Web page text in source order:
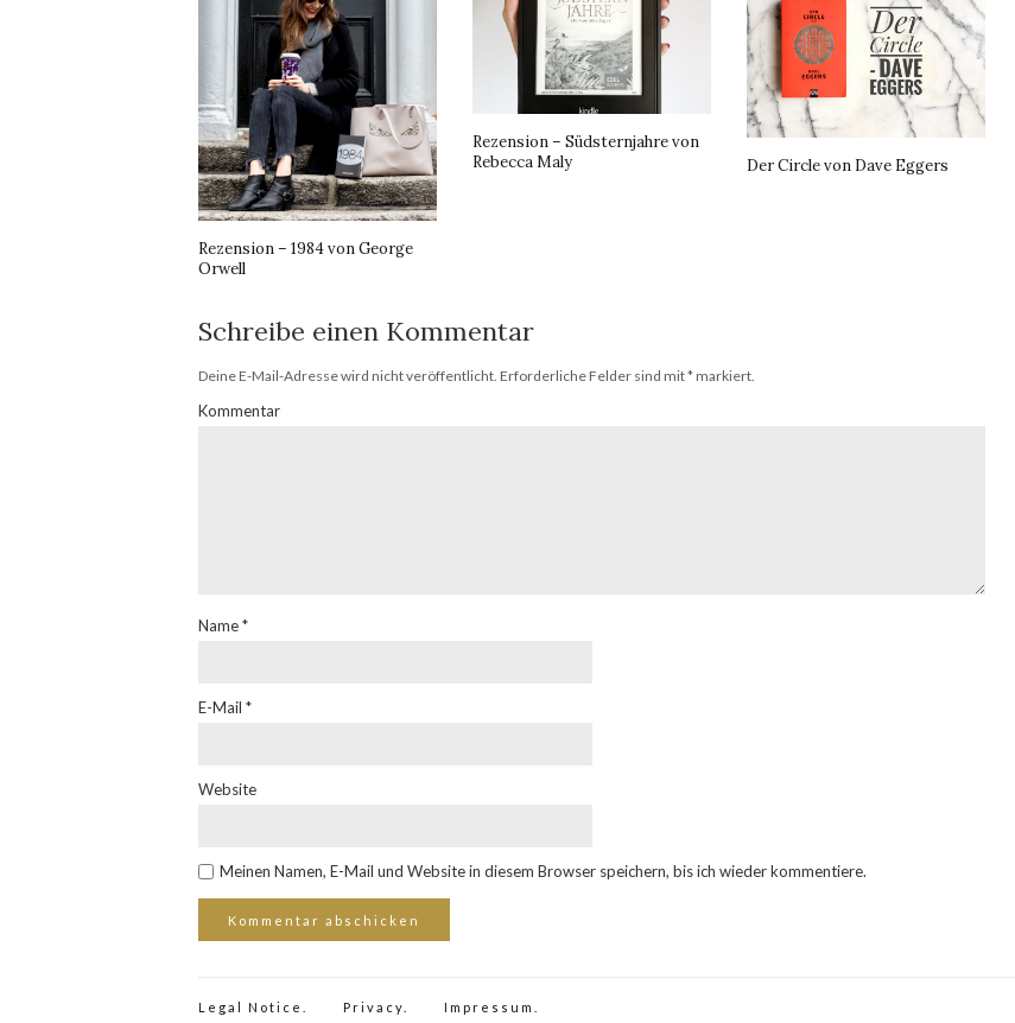
Rezension – 1984 von George
Orwell
Rezension – Südsternjahre von
Rebecca Maly
Der Circle von Dave Eggers
Schreibe einen Kommentar
Deine E-Mail-Adresse wird nicht veröffentlicht. Erforderliche Felder sind mit*markiert.
Kommentar
Name*
E-Mail *
Website
Meinen Namen, E-Mail und Website in diesem Browser speichern, bis ich wieder kommentiere.
Legal Notice. Privacy. Impressum.